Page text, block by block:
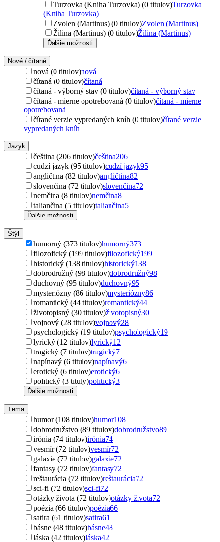
Turzovka (Kniha Turzovka) (0 titulov)Turzovka
(Kniha Turzovka)
Zvolen (Martinus) (0 titulov)Zvolen (Martinus)
Žilina (Martinus) (0 titulov)Žilina (Martinus)
Ďalšie možnosti
Nové / čítané
nová (0 titulov)nová
čítaná (0 titulov)čítaná
čítaná - výborný stav (0 titulov)čítaná - výborný stav
čítaná - mierne opotrebovaná (0 titulov)čítaná - mierne
opotrebovaná
čítané verzie vypredaných kníh (0 titulov)čítané verzie
vypredaných kníh
Jazyk
čeština (206 titulov)čeština206
cudzí jazyk (95 titulov)cudzí jazyk95
angličtina (82 titulov)angličtina82
slovenčina (72 titulov)slovenčina72
nemčina (8 titulov)nemčina8
taliančina (5 titulov)taliančina5
Ďalšie možnosti
Štýl
humorný (373 titulov)humorný373
filozofický (199 titulov)filozofický199
historický (138 titulov)historický138
dobrodružný (98 titulov)dobrodružný98
duchovný (95 titulov)duchovný95
mysteriózny (86 titulov)mysteriózny86
romantický (44 titulov)romantický44
životopisný (30 titulov)životopisný30
vojnový (28 titulov)vojnový28
psychologický (19 titulov)psychologický19
lyrický (12 titulov)lyrický12
tragický (7 titulov)tragický7
napínavý (6 titulov)napínavý6
erotický (6 titulov)erotický6
politický (3 tituly)politický3
Ďalšie možnosti
Téma
humor (108 titulov)humor108
dobrodružstvo (89 titulov)dobrodružstvo89
irónia (74 titulov)irónia74
vesmír (72 titulov)vesmír72
galaxie (72 titulov)galaxie72
fantasy (72 titulov)fantasy72
reštaurácia (72 titulov)reštaurácia72
sci-fi (72 titulov)sci-fi72
otázky života (72 titulov)otázky života72
poézia (66 titulov)poézia66
satira (61 titulov)satira61
básne (48 titulov)básne48
láska (42 titulov)láska42